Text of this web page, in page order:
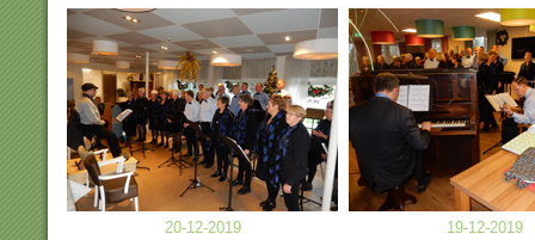
20-12-2019
19-12-2019